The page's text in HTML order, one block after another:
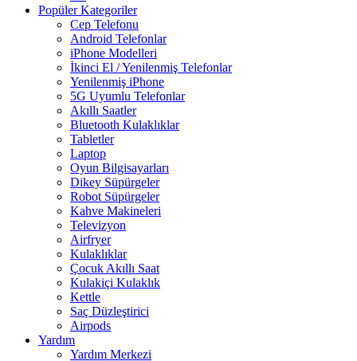
Popüler Kategoriler
Cep Telefonu
Android Telefonlar
iPhone Modelleri
İkinci El / Yenilenmiş Telefonlar
Yenilenmiş iPhone
5G Uyumlu Telefonlar
Akıllı Saatler
Bluetooth Kulaklıklar
Tabletler
Laptop
Oyun Bilgisayarları
Dikey Süpürgeler
Robot Süpürgeler
Kahve Makineleri
Televizyon
Airfryer
Kulaklıklar
Çocuk Akıllı Saat
Kulakiçi Kulaklık
Kettle
Saç Düzleştirici
Airpods
Yardım
Yardım Merkezi